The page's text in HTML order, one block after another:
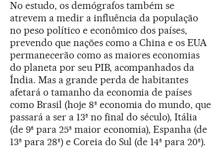
No estudo, os demógrafos também se
atrevem a medir a influência da população
no peso político e econômico dos países,
prevendo que nações como a China e os EUA
permanecerão como as maiores economias
do planeta por seu PIB, acompanhados da
Índia. Mas a grande perda de habitantes
afetará o tamanho da economia de países
como Brasil (hoje 8ª economia do mundo, que
passará a ser a 13ª no final do século), Itália
(de 9ª para 25ª maior economia), Espanha (de
13ª para 28ª) e Coreia do Sul (de 14ª para 20ª).